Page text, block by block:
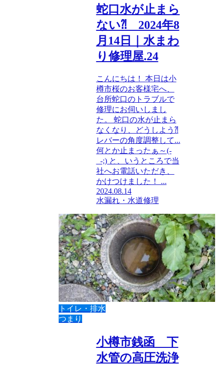
蛇口水が止まら
ない⁈ 2024年8
月14日｜水まわ
り修理屋.24
こんにちは！ 本日は小
樽市桜のお客様宅へ、
台所蛇口のトラブルで
修理にお伺いしまし
た。 蛇口の水が止まら
なくなり、どうしよう⁈
レバーの角度調整して...
何とか止まったぁ～(-
_-;) と、いうところで当
社へお電話いただき、
かけつけました！ ...
2024.08.14
水漏れ・水道修理
トイレ・排水
つまり
小樽市銭函 下
水管の高圧洗浄